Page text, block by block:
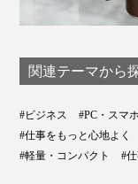
関連テーマから
#ビジネス #PC・スマ
#仕事をもっと心地よく
#軽量・コンパクト
#